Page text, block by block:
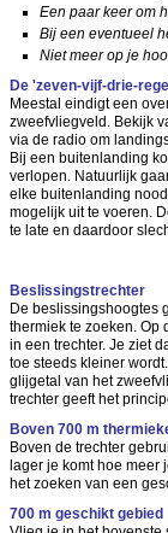
Een paar keer om
Bij een eventueel
Niet meer op je
De 'zeven-vijf-drie-
Meestal eindigt een
zweefvliegveld. Bekijk
via de radio om
Bij een buitenlanding
verlopen. Natuurlijk
elke buitenlanding
mogelijk uit te voeren.
te late en daardoor
Beslissingstrechter
De beslissingshoogtes
thermiek te zoeken. Op
in een trechter. Je ziet
toe steeds kleiner
glijgetal van het
trechter geeft het
Boven 700 m
Boven de trechter
lager je komt hoe
het zoeken van een
700 m geschikt gebied